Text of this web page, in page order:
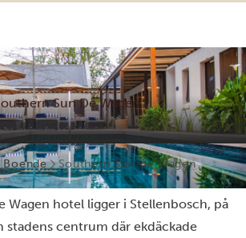
Sun De Wagen
Boende Southern Sun De Wagen
Wagen hotel ligger i Stellenbosch, på
stadens centrum där ekdäckade